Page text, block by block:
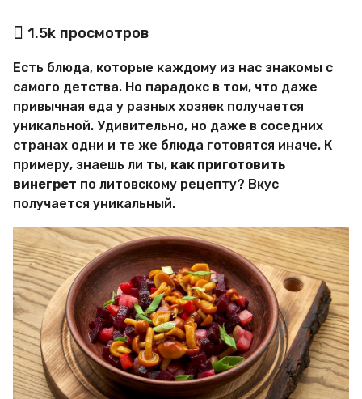
а
в
о
р
М
и
р
Х
и
т
р
о
с
т
е
й
1.5k просмотров
Есть блюда, которые каждому из нас знакомы с
самого детства. Но парадокс в том, что даже
привычная еда у разных хозяек получается
уникальной. Удивительно, но даже в соседних
странах одни и те же блюда готовятся иначе. К
примеру, знаешь ли ты, как приготовить
винегрет по литовскому рецепту? Вкус
получается уникальный.